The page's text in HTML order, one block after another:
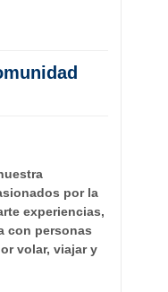
por la
experiencias,
con personas
volar, viajar y